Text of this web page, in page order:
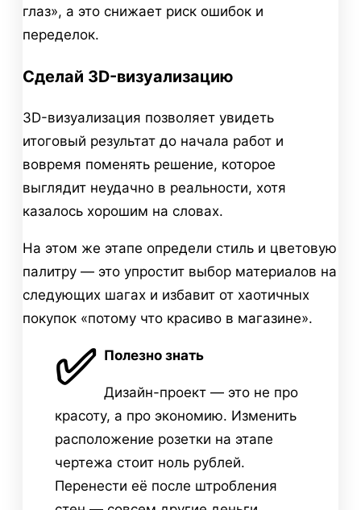
глаз», а это снижает риск ошибок и
переделок.
Сделай 3D-визуализацию
3D-визуализация позволяет увидеть
итоговый результат до начала работ и
вовремя поменять решение, которое
выглядит неудачно в реальности, хотя
казалось хорошим на словах.
На этом же этапе определи стиль и цветовую
палитру — это упростит выбор материалов на
следующих шагах и избавит от хаотичных
покупок «потому что красиво в магазине».
✅ Полезно знать
Дизайн-проект — это не про
красоту, а про экономию. Изменить
расположение розетки на этапе
чертежа стоит ноль рублей.
Перенести её после штробления